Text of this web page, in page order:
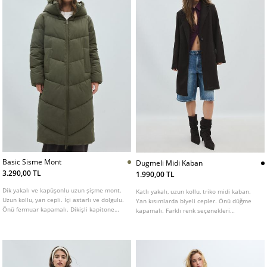
Basic Sisme Mont
3.290,00 TL
Dik yakalı ve kapüşonlu uzun şişme mont.
Uzun kollu, yan cepli. İçi astarlı ve dolgulu.
Önü fermuar kapamalı. Dikişli kapitone
Dugmeli Midi Kaban
1.990,00 TL
Katlı yakalı, uzun kollu, triko midi kaban.
Yan kısımlarda biyeli cepler. Önü düğme
kapamalı. Farklı renk seçenekleri